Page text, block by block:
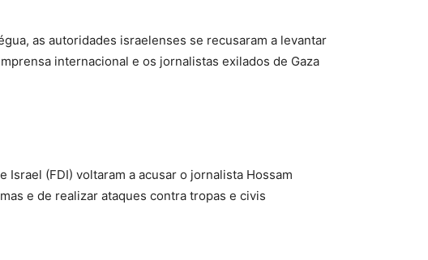
as autoridades israelenses se recusaram a levantar
internacional e os jornalistas exilados de Gaza
Israel (FDI) voltaram a acusar o jornalista Hossam
e de realizar ataques contra tropas e civis